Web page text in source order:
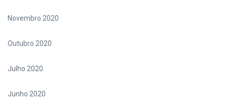
Novembro 2020
Outubro 2020
Julho 2020
Junho 2020